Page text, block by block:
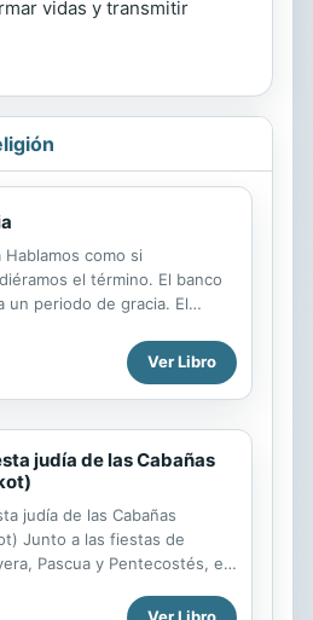
vidas y transmitir
Hablamos como si
el término. El banco
un periodo de gracia. El
hablan de una nota
Decimos que una
se mueve con gracia y que
que tiene gracia es
Usamos esta palabra para
y como nombre de pila
niñas, con ella nos referimos
y damos gracias antes
Hablamos como si
lo que significa la gracia.
autor, Max Lucado, dice
Ver Libro
judía de las Cabañas
judía de las Cabañas
Junto a las fiestas de
Pascua y Pentecostés, el
anual de peregrinación: la